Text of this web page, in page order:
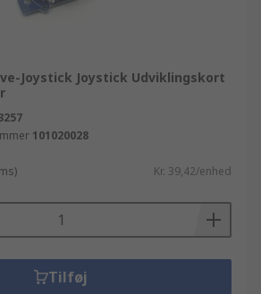
Joystick Joystick Udviklingskort
101020028
Kr. 39,42/enhed
Tilføj